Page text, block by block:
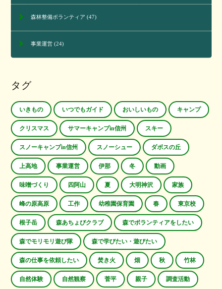
森林整備ボランティア (47)
事業運営(24)
タグ
いきもの いつでもガイド おいしいもの キャンプ
クリスマス サマーキャンプin信州 スキー
スノーキャンプin信州 スノーシュー ダボスの丘
上高地 事業運営 伊那 冬 動画
味噌づくり 四阿山 夏 大明神沢 家族
峰の原高原 工作 幼稚園保育園 春 東京校
根子岳 森あちょびクラブ 森でボランティアをしたい
森でモリモリ遊び隊 森で学びたい・遊びたい
森の仕事を依頼したい 焚き火 畑 秋 竹林
自然体験 自然観察 菅平 親子 調査活動